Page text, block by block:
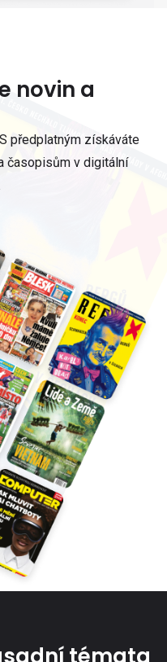
novin a
předplatným získáváte
časopisům v digitální